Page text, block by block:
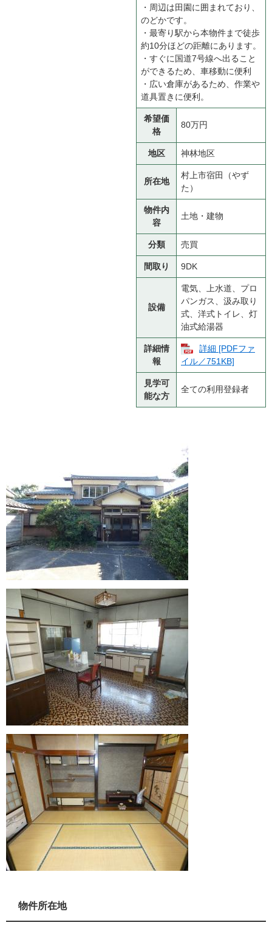
・周辺は田園に囲まれており、
のどかです。
・最寄り駅から本物件まで徒歩
約10分ほどの距離にあります。
・すぐに国道7号線へ出ること
ができるため、車移動に便利
・広い倉庫があるため、作業や
道具置きに便利。
希望価
格
80万円
地区 神林地区
所在地
村上市宿田（やず
た）
物件内
容
土地・建物
分類 売買
間取り 9DK
設備
電気、上水道、プロ
パンガス、汲み取り
式、洋式トイレ、灯
油式給湯器
詳細情
報
詳細 [PDFファ
イル／751KB]
見学可
能な方
全ての利用登録者
物件所在地